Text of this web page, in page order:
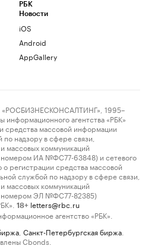
РБК
Новости
iOS
Android
AppGallery
1995–
агентства «РБК»
средства массовой информации
надзору в сфере связи,
массовых коммуникаций
номером ИА №ФС77-63848) и сетевого
о регистрации средства массовой
службой по надзору в сфере связи,
массовых коммуникаций
номером ЭЛ №ФС77-82385)
18+ letters@rbc.ru
агентство «РБК».
Санкт-Петербургская биржа
Cbonds.